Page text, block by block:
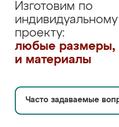
Изготовим по
индивидуальному
проекту:
любые размеры,
и материалы
Часто задаваемые